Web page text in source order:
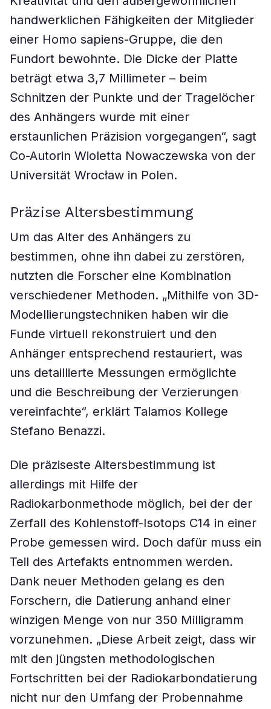
handwerklichen Fähigkeiten der Mitglieder
einer Homo sapiens-Gruppe, die den
Fundort bewohnte. Die Dicke der Platte
beträgt etwa 3,7 Millimeter – beim
Schnitzen der Punkte und der Tragelöcher
des Anhängers wurde mit einer
erstaunlichen Präzision vorgegangen“, sagt
Co-Autorin Wioletta Nowaczewska von der
Universität Wrocław in Polen.
Präzise Altersbestimmung
Um das Alter des Anhängers zu
bestimmen, ohne ihn dabei zu zerstören,
nutzten die Forscher eine Kombination
verschiedener Methoden. „Mithilfe von 3D-
Modellierungstechniken haben wir die
Funde virtuell rekonstruiert und den
Anhänger entsprechend restauriert, was
uns detaillierte Messungen ermöglichte
und die Beschreibung der Verzierungen
vereinfachte“, erklärt Talamos Kollege
Stefano Benazzi.
Die präziseste Altersbestimmung ist
allerdings mit Hilfe der
Radiokarbonmethode möglich, bei der der
Zerfall des Kohlenstoff-Isotops C14 in einer
Probe gemessen wird. Doch dafür muss ein
Teil des Artefakts entnommen werden.
Dank neuer Methoden gelang es den
Forschern, die Datierung anhand einer
winzigen Menge von nur 350 Milligramm
vorzunehmen. „Diese Arbeit zeigt, dass wir
mit den jüngsten methodologischen
Fortschritten bei der Radiokarbondatierung
nicht nur den Umfang der Probennahme